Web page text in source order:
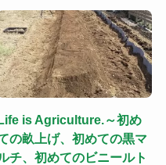
is Agriculture.～初め
の畝上げ、初めての黒マ
チ、初めてのビニールト